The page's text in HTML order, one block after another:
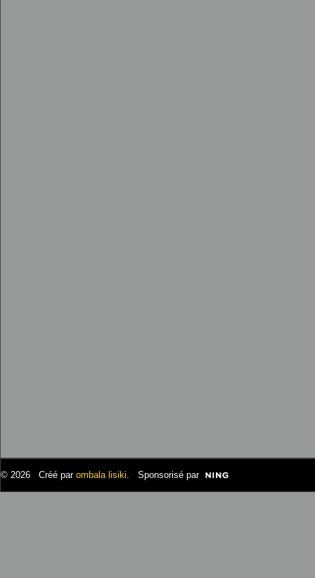
© 2026 Créé par ombala lisiki. Sponsorisé par